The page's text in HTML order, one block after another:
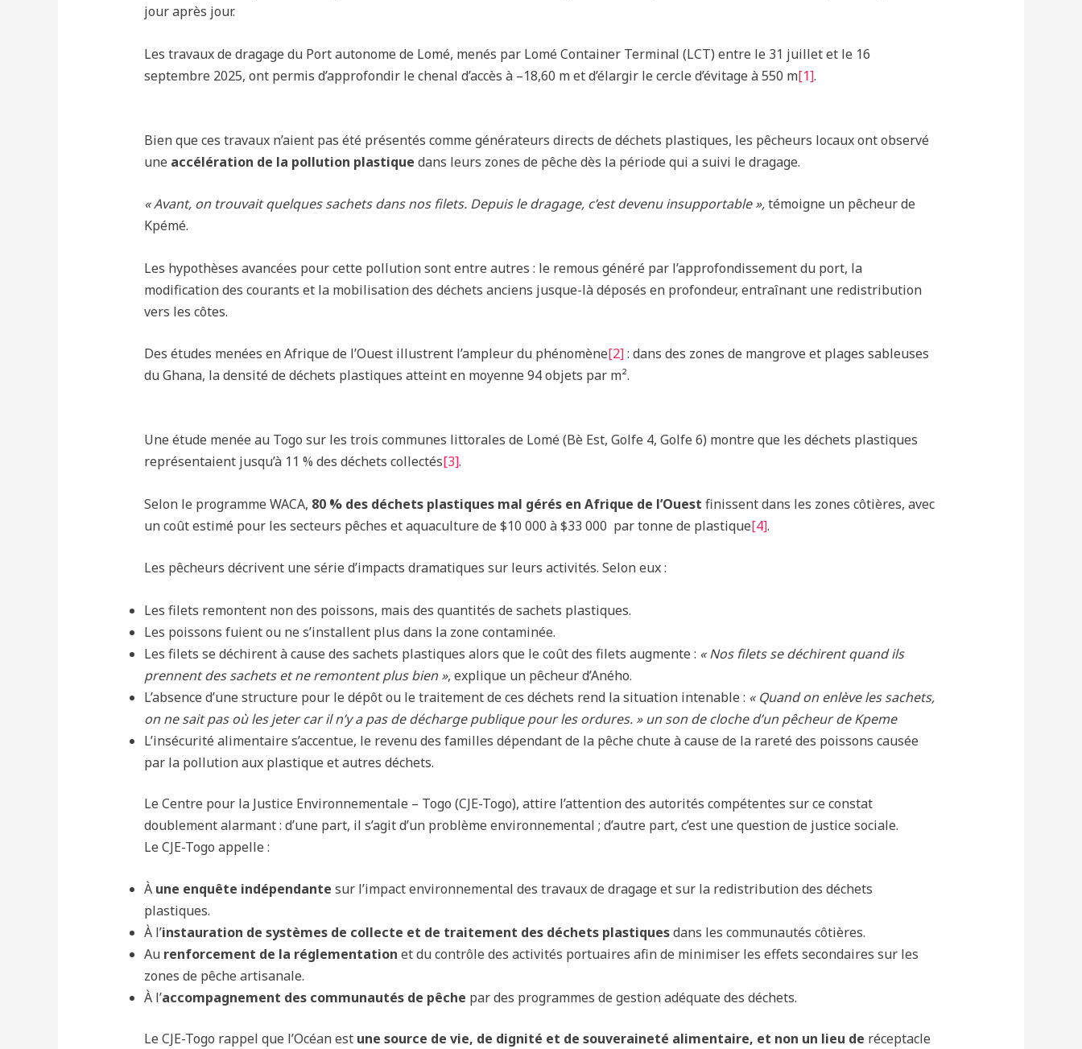
jour après jour.
Les travaux de dragage du Port autonome de Lomé, menés par Lomé Container Terminal (LCT) entre le 31 juillet et le 16
septembre 2025, ont permis d’approfondir le chenal d’accès à –18,60 m et d’élargir le cercle d’évitage à 550 m[1].
Bien que ces travaux n’aient pas été présentés comme générateurs directs de déchets plastiques, les pêcheurs locaux ont observé
une accélération de la pollution plastique dans leurs zones de pêche dès la période qui a suivi le dragage.
« Avant, on trouvait quelques sachets dans nos filets. Depuis le dragage, c’est devenu insupportable »,témoigne un pêcheur de
Kpémé.
Les hypothèses avancées pour cette pollution sont entre autres : le remous généré par l’approfondissement du port, la
modification des courants et la mobilisation des déchets anciens jusque-là déposés en profondeur, entraînant une redistribution
vers les côtes.
Des études menées en Afrique de l’Ouest illustrent l’ampleur du phénomène[2]: dans des zones de mangrove et plages sableuses
du Ghana, la densité de déchets plastiques atteint en moyenne 94 objets par m².
Une étude menée au Togo sur les trois communes littorales de Lomé (Bè Est, Golfe 4, Golfe 6) montre que les déchets plastiques
représentaient jusqu’à 11 % des déchets collectés[3].
Selon le programme WACA, 80 % des déchets plastiques mal gérés en Afrique de l’Ouest finissent dans les zones côtières, avec
un coût estimé pour les secteurs pêches et aquaculture de $10 000 à $33 000 par tonne de plastique[4].
Les pêcheurs décrivent une série d’impacts dramatiques sur leurs activités. Selon eux :
Les filets remontent non des poissons, mais des quantités de sachets plastiques.
Les poissons fuient ou ne s’installent plus dans la zone contaminée.
Les filets se déchirent à cause des sachets plastiques alors que le coût des filets augmente : « Nos filets se déchirent quand ils
prennent des sachets et ne remontent plus bien », explique un pêcheur d’Aného.
L’absence d’une structure pour le dépôt ou le traitement de ces déchets rend la situation intenable : « Quand on enlève les sachets,
on ne sait pas où les jeter car il n’y a pas de décharge publique pour les ordures. » un son de cloche d’un pêcheur de Kpeme
L’insécurité alimentaire s’accentue, le revenu des familles dépendant de la pêche chute à cause de la rareté des poissons causée
par la pollution aux plastique et autres déchets.
Le Centre pour la Justice Environnementale – Togo (CJE-Togo), attire l’attention des autorités compétentes sur ce constat
doublement alarmant : d’une part, il s’agit d’un problème environnemental ; d’autre part, c’est une question de justice sociale.
Le CJE-Togo appelle :
À une enquête indépendante sur l’impact environnemental des travaux de dragage et sur la redistribution des déchets
plastiques.
À l’instauration de systèmes de collecte et de traitement des déchets plastiquesdans les communautés côtières.
Au renforcement de la réglementation et du contrôle des activités portuaires afin de minimiser les effets secondaires sur les
zones de pêche artisanale.
À l’accompagnement des communautés de pêche par des programmes de gestion adéquate des déchets.
Le CJE-Togo rappel que l’Océan est une source de vie, de dignité et de souveraineté alimentaire, et non un lieu de réceptacle